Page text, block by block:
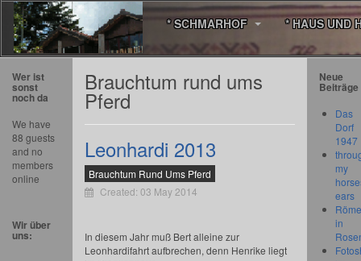
* SCHMARHOF * HAUS UND
Brauchtum rund ums
Pferd
Leonhardi 2013
Brauchtum Rund Ums Pferd
Created: 03 May 2014
In diesem Jahr muß Bert alleine zur
Leonhardifahrt aufbrechen, denn Henrike liegt
Wer ist
sonst
noch da
We have
88 guests
and no
members
online
Wir über
uns:
Neue
Beiträge
Das
Dorf
1947
my
ears
in